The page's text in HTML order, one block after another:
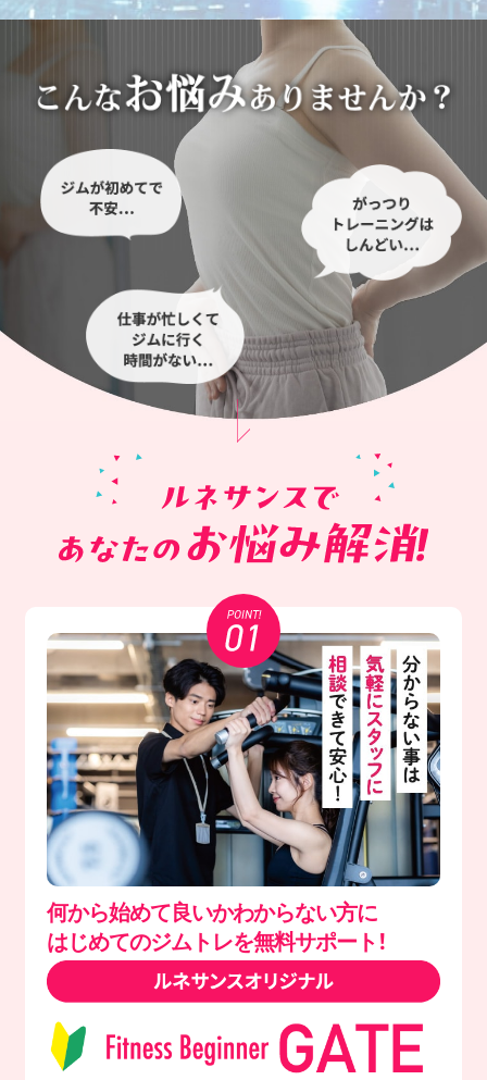
何から始めて良いかわからない方に
はじめてのジムトレを無料サポート！